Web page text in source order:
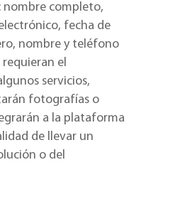
nombre completo,
fecha de
nombre y teléfono
el
servicios,
fotografías o
a la plataforma
de llevar un
o del